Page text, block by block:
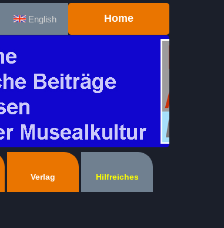
English Home
Verlag Hilfreiches